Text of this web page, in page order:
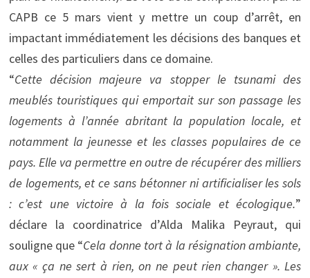
CAPB ce 5 mars vient y mettre un coup d’arrêt, en
impactant immédiatement les décisions des banques et
celles des particuliers dans ce domaine.
“Cette décision majeure va stopper le tsunami des
meublés touristiques qui emportait sur son passage les
logements à l’année abritant la population locale, et
notamment la jeunesse et les classes populaires de ce
pays. Elle va permettre en outre de récupérer des milliers
de logements, et ce sans bétonner ni artificialiser les sols
: c’est une victoire à la fois sociale et écologique.”
déclare la coordinatrice d’Alda Malika Peyraut, qui
souligne que “Cela donne tort à la résignation ambiante,
aux « ça ne sert à rien, on ne peut rien changer ». Les